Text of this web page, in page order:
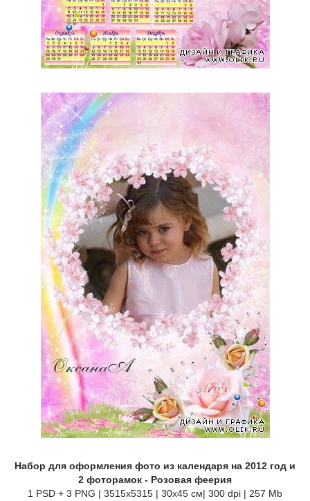
Набор для оформления фото из календаря на 2012 год и
2 фоторамок - Розовая феерия
1 PSD + 3 PNG | 3515х5315 | 30х45 см| 300 dpi | 257 Mb